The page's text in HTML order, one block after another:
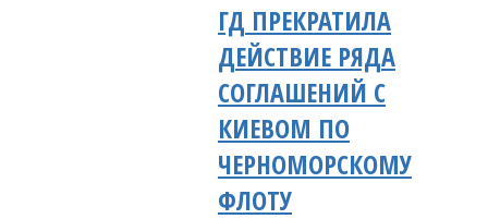
ГД ПРЕКРАТИЛА
ДЕЙСТВИЕ РЯДА
СОГЛАШЕНИЙ С
КИЕВОМ ПО
ЧЕРНОМОРСКОМУ
ФЛОТУ